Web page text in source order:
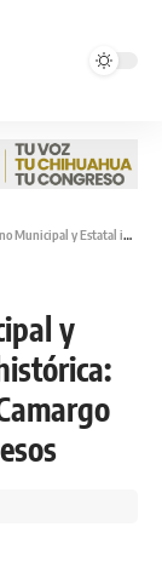
siete obras simultáneas en Camargo por más de 10 millones de pesos
y